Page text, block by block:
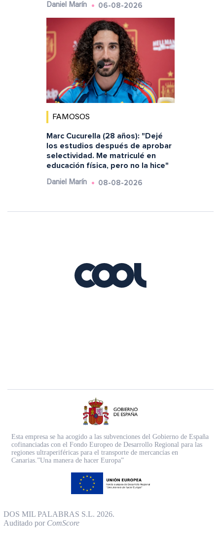
Daniel Marín 06-08-2026
FAMOSOS
Marc Cucurella (28 años): "Dejé
los estudios después de aprobar
selectividad. Me matriculé en
educación física, pero no la hice"
Daniel Marín 08-08-2026
Esta empresa se ha acogido a las subvenciones del Gobierno de España
cofinanciadas con el Fondo Europeo de Desarrollo Regional para las
regiones ultraperiféricas para el transporte de mercancías en
Canarias.”Una manera de hacer Europa”
DOS MIL PALABRAS S.L. 2026.
Auditado por ComScore